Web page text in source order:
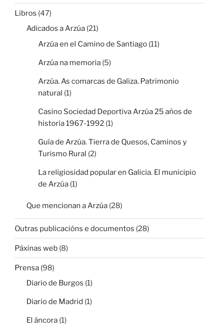
Libros (47)
Adicados a Arzúa (21)
Arzúa en el Camino de Santiago (11)
Arzúa na memoria (5)
Arzúa. As comarcas de Galiza. Patrimonio
natural (1)
Casino Sociedad Deportiva Arzúa 25 años de
historia 1967-1992 (1)
Guía de Arzúa. Tierra de Quesos, Caminos y
Turismo Rural (2)
La religiosidad popular en Galicia. El municipio
de Arzúa (1)
Que mencionan a Arzúa (28)
Outras publicacións e documentos (28)
Páxinas web (8)
Prensa (98)
Diario de Burgos (1)
Diario de Madrid (1)
El áncora (1)